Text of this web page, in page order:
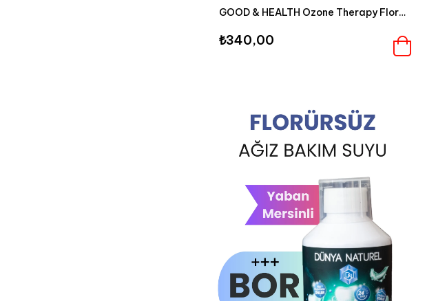
GOOD & HEALTH Ozone Therapy Florürsüz Beyazlatıcı Ozonlu Diş Macunu 100 ml
₺340,00